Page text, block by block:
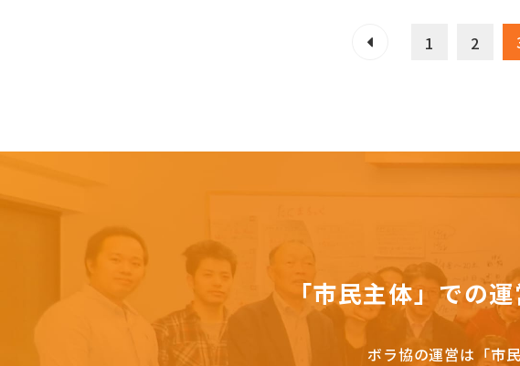
1 2
「市民主体」での
ボラ協の運営は「市